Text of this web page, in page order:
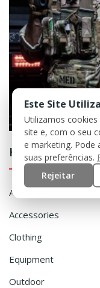
Home
Airsoft
Accessories
Clothing
Equipment
Outdoor
Este Site
Utilizamos
site e, com o seu
e marketing. Pode
suas preferências.
Rejeitar